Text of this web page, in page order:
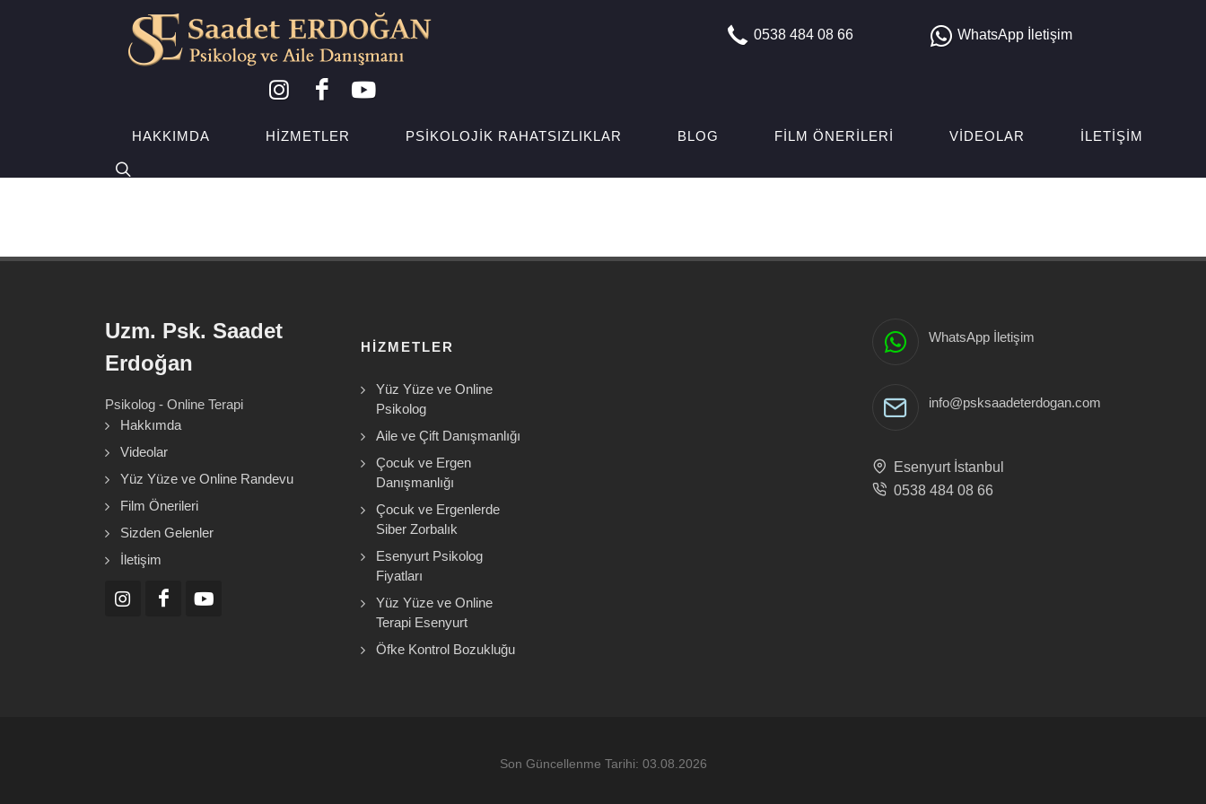
0538 484 08 66 WhatsApp İletişim
HAKKIMDA HIZMETLER PSIKOLOJIK RAHATSIZLIKLAR BLOG FILM ÖNERILERI VIDEOLAR İLETIŞIM
Uzm. Psk. Saadet
Erdoğan
Psikolog - Online Terapi
Hakkımda
Videolar
Yüz Yüze ve Online Randevu
Film Önerileri
Sizden Gelenler
İletişim
HIZMETLER
Yüz Yüze ve Online
Psikolog
Aile ve Çift Danışmanlığı
Çocuk ve Ergen
Danışmanlığı
Çocuk ve Ergenlerde
Siber Zorbalık
Esenyurt Psikolog
Fiyatları
Yüz Yüze ve Online
Terapi Esenyurt
Öfke Kontrol Bozukluğu
WhatsApp İletişim
info@psksaadeterdogan.com
Esenyurt İstanbul
0538 484 08 66
Son Güncellenme Tarihi: 03.08.2026